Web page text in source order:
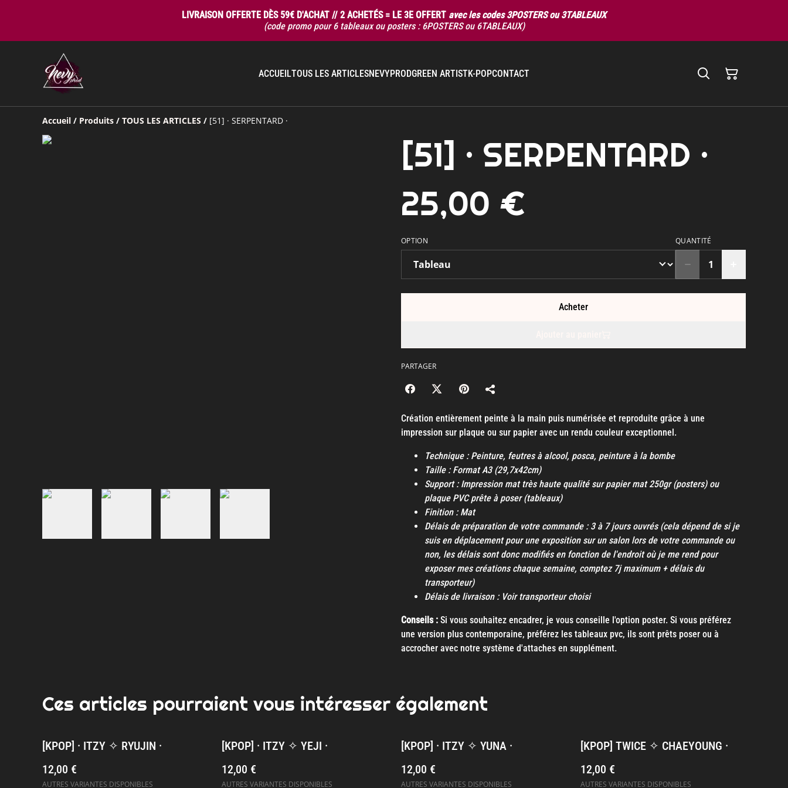
LIVRAISON OFFERTE DÈS 59€ D'ACHAT // 2 ACHETÉS = LE 3E OFFERT avec les codes 3POSTERS ou 3TABLEAUX
(code promo pour 6 tableaux ou posters : 6POSTERS ou 6TABLEAUX)
ACCUEILTOUS LES ARTICLESNEVYPRODGREEN ARTISTK-POPCONTACT
Accueil / Produits / TOUS LES ARTICLES / [51] · SERPENTARD ·
[51] · SERPENTARD ·
25,00 €
OPTION QUANTITÉ
Acheter
PARTAGER
Création entièrement peinte à la main puis numérisée et reproduite grâce à une
impression sur plaque ou sur papier avec un rendu couleur exceptionnel.
Technique : Peinture, feutres à alcool, posca, peinture à la bombe
Taille : Format A3 (29,7x42cm)
Support : Impression mat très haute qualité sur papier mat 250gr (posters) ou
plaque PVC prête à poser (tableaux)
Finition : Mat
Délais de préparation de votre commande : 3 à 7 jours ouvrés (cela dépend de si je
suis en déplacement pour une exposition sur un salon lors de votre commande ou
non, les délais sont donc modifiés en fonction de l'endroit où je me rend pour
exposer mes créations chaque semaine, comptez 7j maximum + délais du
transporteur)
Délais de livraison : Voir transporteur choisi
Conseils : Si vous souhaitez encadrer, je vous conseille l'option poster. Si vous préférez
une version plus contemporaine, préférez les tableaux pvc, ils sont prêts poser ou à
accrocher avec notre système d'attaches en supplément.
Ces articles pourraient vous intéresser également
[KPOP] · ITZY ✧ RYUJIN ·
12,00 €
AUTRES VARIANTES DISPONIBLES
[KPOP] · ITZY ✧ YEJI ·
12,00 €
AUTRES VARIANTES DISPONIBLES
[KPOP] · ITZY ✧ YUNA ·
12,00 €
AUTRES VARIANTES DISPONIBLES
[KPOP] TWICE ✧ CHAEYOUNG ·
12,00 €
AUTRES VARIANTES DISPONIBLES